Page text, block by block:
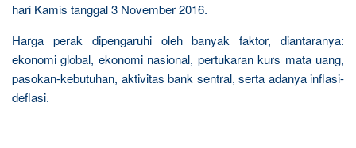
hari Kamis tanggal 3 November 2016.
Harga perak dipengaruhi oleh banyak faktor, diantaranya:
ekonomi global, ekonomi nasional, pertukaran kurs mata uang,
pasokan-kebutuhan, aktivitas bank sentral, serta adanya inflasi-
deflasi.